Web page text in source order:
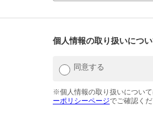
個人情報の取り扱いにつ
同意する
※個人情報の取り扱いについて
ーポリシーページでご確認くだ